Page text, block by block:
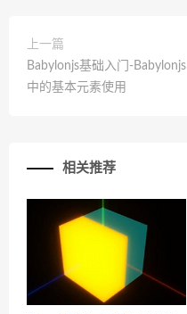
上一篇
Babylonjs基础入门-Babylonjs
中的基本元素使用
相关推荐